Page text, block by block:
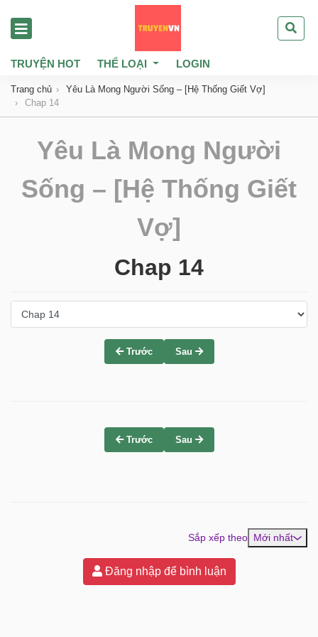
TRUYỆN HOT THỂ LOẠI LOGIN
Trang chủ
Yêu Là Mong Người Sống – [Hệ Thống Giết Vợ]
Chap 14
Yêu Là Mong Người
Sống – [Hệ Thống Giết
Vợ]
Chap 14
Trước Sau
Trước Sau
Sắp xếp theo Mới nhất
Đăng nhập để bình luận